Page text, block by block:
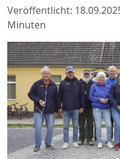
Veröffentlicht:
Minuten